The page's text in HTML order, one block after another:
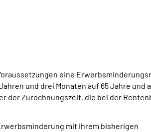
eine
und drei Monaten auf 65 Jahre und
der Zurechnungszeit, die bei der
mit ihrem bisherigen